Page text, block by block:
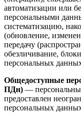
автоматизации или
персональными
систематизацию,
(обновление,
передачу
обезличивание,
персональных
Общедоступные
ПДн) —
предоставлен
персональных